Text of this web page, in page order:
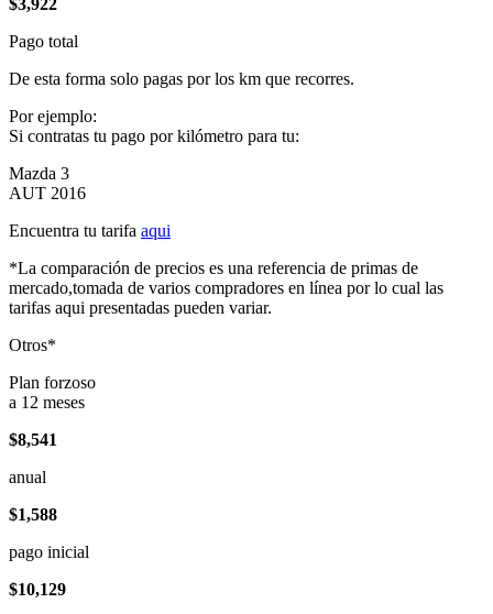
Pago total
De esta forma solo pagas por los km que recorres.
Por ejemplo:
Si contratas tu pago por kilómetro para tu:
Mazda 3
AUT 2016
Encuentra tu tarifa aqui
*La comparación de precios es una referencia de primas de
mercado,tomada de varios compradores en línea por lo cual las
tarifas aqui presentadas pueden variar.
Otros*
Plan forzoso
a 12 meses
$8,541
anual
$1,588
pago inicial
$10,129